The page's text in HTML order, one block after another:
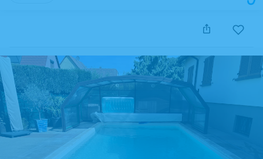
Diese Anzeige wurde leider deaktiviert und kann nicht
reserviert werden.